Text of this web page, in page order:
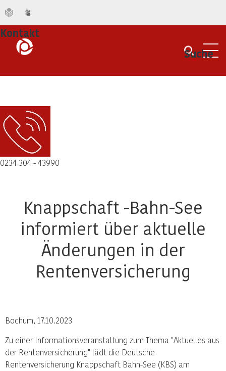
Suche
Kontakt
0234 304 - 43990
Knappschaft -Bahn-See
informiert über aktuelle
Änderungen in der
Rentenversicherung
Bochum, 17.10.2023
Zu einer Informationsveranstaltung zum Thema "Aktuelles aus
der Rentenversicherung" lädt die Deutsche
Rentenversicherung Knappschaft Bahn-See (KBS) am